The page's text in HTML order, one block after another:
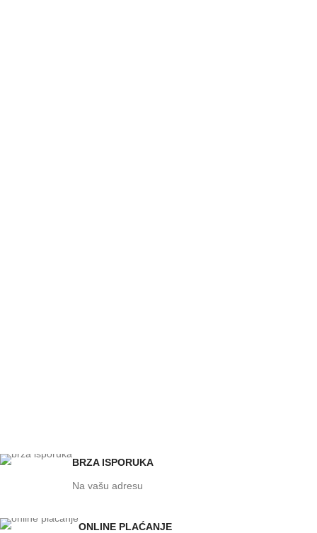
BRZA ISPORUKA
Na vašu adresu
ONLINE PLAĆANJE